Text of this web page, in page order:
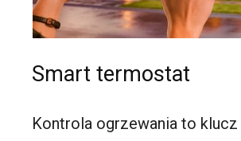
Smart termostat
Kontrola ogrzewania to